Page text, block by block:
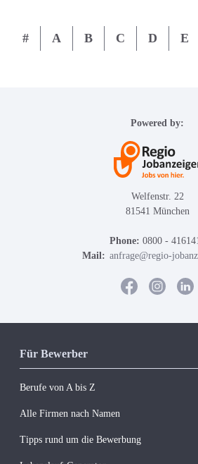
# A B C D E
Powered by:
Welfenstr. 22
81541 München
Phone: 0800 -
Mail: anfrage@regio-
Für Bewerber
Berufe von A bis Z
Alle Firmen nach Namen
Tipps rund um die Bewerbung